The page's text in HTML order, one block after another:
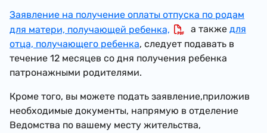
Заявление на получение оплаты отпуска по родам
для матери, получающей ребенка,
а также для
отца, получающего ребенка, следует подавать в
течение 12 месяцев со дня получения ребенка
патронажными родителями.
Кроме того, вы можете подать заявление,приложив
необходимые документы, напрямую в отделение
Ведомства по вашему месту жительства,